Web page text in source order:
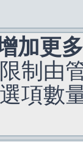
加更
制由
項數